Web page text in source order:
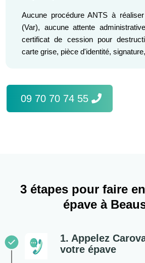
Aucune procédure ANTS à
(Var), aucune attente
certificat de cession pour
carte grise, pièce d'identité,
09 70 70 74 55
3 étapes pour faire
épave à
1. Appelez
votre épave